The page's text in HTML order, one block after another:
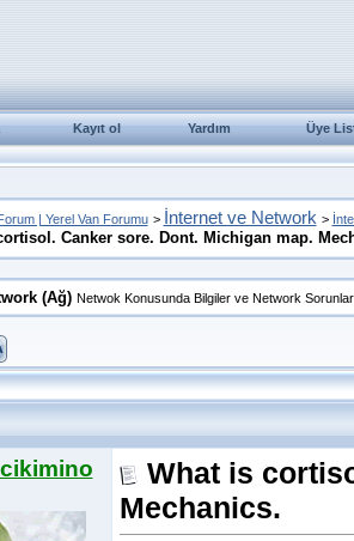
Kayıt ol Yardım Üye
| Yerel Van Forumu > İnternet ve Network >
Canker sore. Dont. Michigan map.
(Ağ) Netwok Konusunda Bilgiler ve Network
What is
Mechanics.